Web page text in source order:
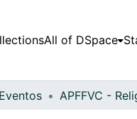
All of DSpace